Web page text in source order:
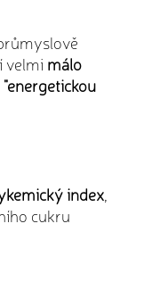
velmi málo
index
cukru